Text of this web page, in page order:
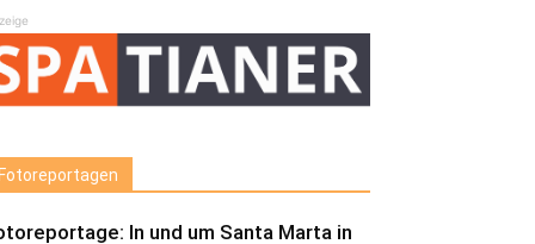
Fotoreportagen
In und um Santa Marta in